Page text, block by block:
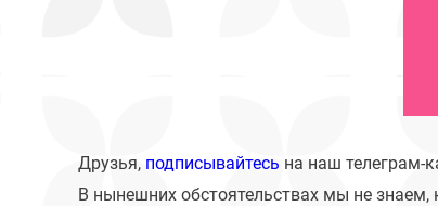
Друзья, подписывайтесь на наш телеграм-
В нынешних обстоятельствах мы не знаем,